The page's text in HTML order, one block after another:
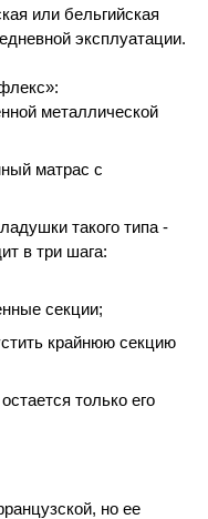
или бельгийская
эксплуатации.
металлической
матрас с
такого типа -
в три шага:
секции;
крайнюю секцию
только его
но ее